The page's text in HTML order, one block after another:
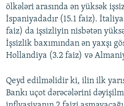
ölkələri arasında ən yüksək
İspaniyadadır (15.1 faiz).
faiz) da işsizliyin nisbətən
İşsizlik baxımından ən yaxşı
Hollandiya (3.2 faiz) və
Qeyd edilməlidir ki, ilin ilk
Bankı uçot dərəcələrini